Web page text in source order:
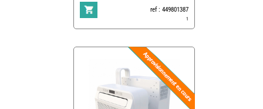
ref : 449801387
1